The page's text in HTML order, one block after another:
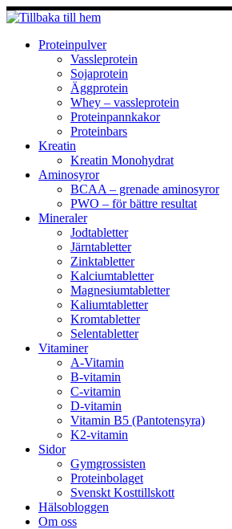
Hoppa
till
innehållProteinpulver
Vassleprotein
Sojaprotein
Äggprotein
Whey – vassleprotein
Proteinpannkakor
Proteinbars
Kreatin
Kreatin Monohydrat
Aminosyror
BCAA – grenade aminosyror
PWO – för bättre resultat
Mineraler
Jodtabletter
Järntabletter
Zinktabletter
Kalciumtabletter
Magnesiumtabletter
Kaliumtabletter
Kromtabletter
Selentabletter
Vitaminer
A-Vitamin
B-vitamin
C-vitamin
D-vitamin
Vitamin B5 (Pantotensyra)
K2-vitamin
Sidor
Gymgrossisten
Proteinbolaget
Svenskt Kosttillskott
Hälsobloggen
Om oss